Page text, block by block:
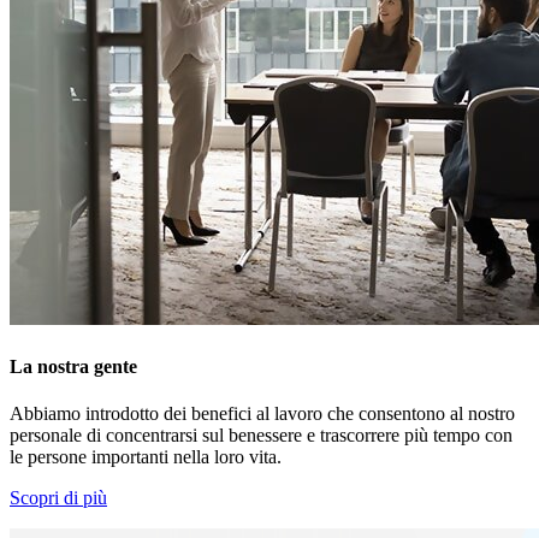
La nostra gente
Abbiamo introdotto dei benefici al lavoro che consentono al nostro
personale di concentrarsi sul benessere e trascorrere più tempo con
le persone importanti nella loro vita.
Scopri di più